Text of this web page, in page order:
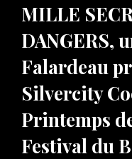
MILLE
DANGERS,
Falardeau
Silvercity
Printemps
Festival du